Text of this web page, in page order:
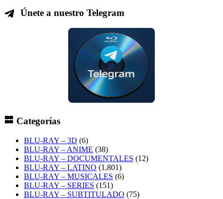
Únete a nuestro Telegram
Categorías
BLU-RAY – 3D (6)
BLU-RAY – ANIME (38)
BLU-RAY – DOCUMENTALES (12)
BLU-RAY – LATINO (1,801)
BLU-RAY – MUSICALES (6)
BLU-RAY – SERIES (151)
BLU-RAY – SUBTITULADO (75)